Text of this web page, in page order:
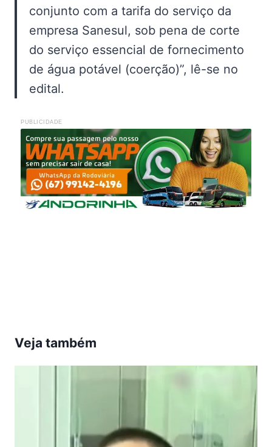
conjunto com a tarifa do serviço da
empresa Sanesul, sob pena de corte
do serviço essencial de fornecimento
de água potável (coerção)”, lê-se no
edital.
PUBLICIDADE
Veja também